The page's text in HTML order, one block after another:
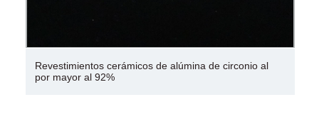
Revestimientos cerámicos de alúmina de circonio al
por mayor al 92%